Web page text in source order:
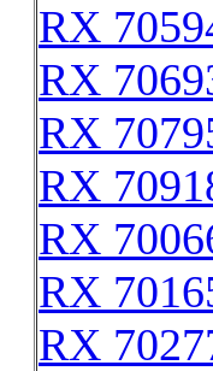
RX
RX
RX
RX
RX
RX
RX